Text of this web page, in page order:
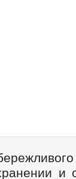
и